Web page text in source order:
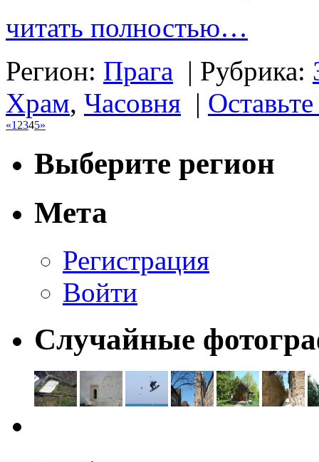
читать полностью…
Регион: Прага | Рубрика:
Храм, Часовня |
«1 2345»
Выберите регион
Мета
Регистрация
Войти
Случайные